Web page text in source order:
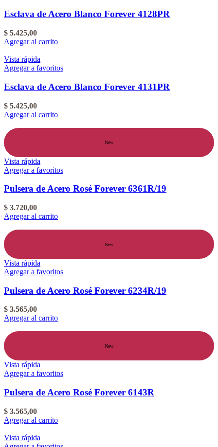
Esclava de Acero Blanco Forever 4128PR
$ 5.425,00
Agregar al carrito
Vista rápida
Agregar a favoritos
Esclava de Acero Blanco Forever 4131PR
$ 5.425,00
Agregar al carrito
New
Vista rápida
Agregar a favoritos
Pulsera de Acero Rosé Forever 6361R/19
$ 3.720,00
Agregar al carrito
New
Vista rápida
Agregar a favoritos
Pulsera de Acero Rosé Forever 6234R/19
$ 3.565,00
Agregar al carrito
New
Vista rápida
Agregar a favoritos
Pulsera de Acero Rosé Forever 6143R
$ 3.565,00
Agregar al carrito
Vista rápida